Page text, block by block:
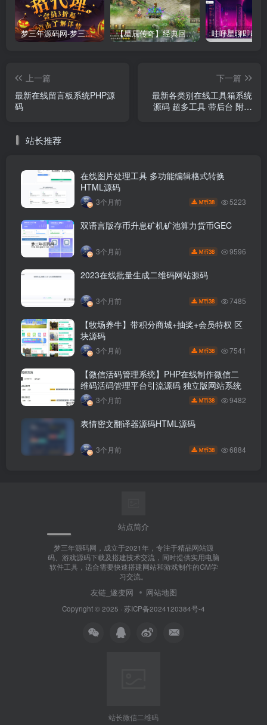
梦三年源码网-梦三年ym会员代理详情 【星辰传奇】经典回合制手游+安卓端+GM工具+详细搭建教程
上一篇
最新在线留言板系统PHP源
码
下一篇
最新各类别在线工具箱系统
源码 超多工具 带后台 附教
站长推荐
在线图片处理工具 多功能编辑格式转换
HTML源码
3个月前 M币38 5223
双语言版存币升息矿机矿池算力货币GEC
3个月前 M币38 9596
2023在线批量生成二维码网站源码
3个月前 M币38 7485
【牧场养牛】带积分商城+抽奖+会员特权 区
块源码
3个月前 M币38 7541
【微信活码管理系统】PHP在线制作微信二
维码活码管理平台引流源码 独立版网站系统
3个月前 M币38 9482
表情密文翻译器源码HTML源码
3个月前 M币38 6884
站点简介
梦三年源码网，成立于2021年，专注于精品网站源
码、游戏源码下载及搭建技术交流，同时提供实用电脑
软件工具，适合需要快速搭建网站和游戏制作的GM学
习交流。
友链_遂变网 网站地图
Copyright © 2025 · 苏ICP备2024120384号-4
站长微信二维码